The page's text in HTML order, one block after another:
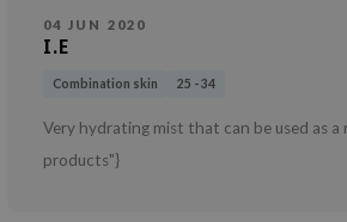
04 JUN 2020
I.E
Combination skin 25 - 34
Very hydrating mist that can be used as
products"}